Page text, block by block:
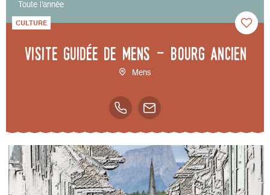
Toute l'année
CULTURE
Visite guidée de Mens - bourg ancien
Mens